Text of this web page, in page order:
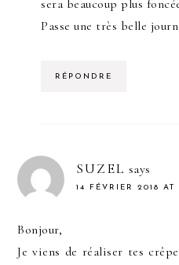
sera beaucoup plus
Passe une très belle
RÉPONDRE
SUZEL says
14 FÉVRIER 2018 AT
Bonjour,
Je viens de réaliser tes